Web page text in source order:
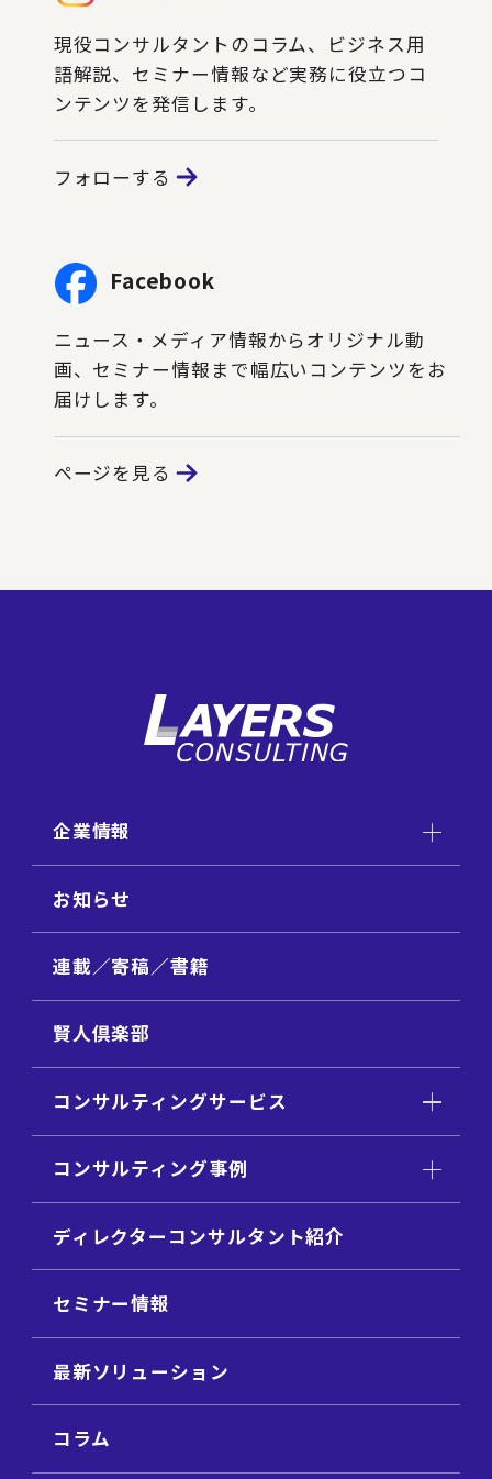
現役コンサルタントのコラム、ビジネス用
語解説、セミナー情報など実務に役立つコ
ンテンツを発信します。
フォローする
Facebook
ニュース・メディア情報からオリジナル動
画、セミナー情報まで幅広いコンテンツをお
届けします。
ページを見る
企業情報
お知らせ
連載／寄稿／書籍
賢人倶楽部
コンサルティングサービス
コンサルティング事例
ディレクターコンサルタント紹介
セミナー情報
最新ソリューション
コラム